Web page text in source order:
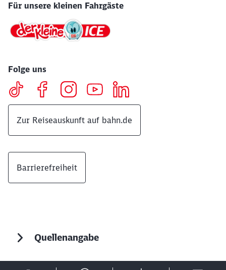
Für unsere kleinen Fahrgäste
Folge uns
Zur Reiseauskunft auf bahn.de
Barrierefreiheit
Quellenangabe